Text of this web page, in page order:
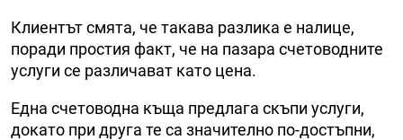
Клиентът смята, че такава разлика е налице,
поради простия факт, че на пазара счетоводните
услуги се различават като цена.
Една счетоводна къща предлага скъпи услуги,
докато при друга те са значително по-достъпни,